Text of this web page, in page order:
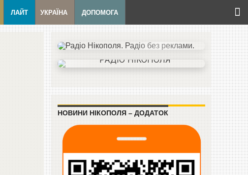
ЛАЙТ УКРАЇНА ДОПОМОГА
НОВИНИ НІКОПОЛЯ – ДОДАТОК